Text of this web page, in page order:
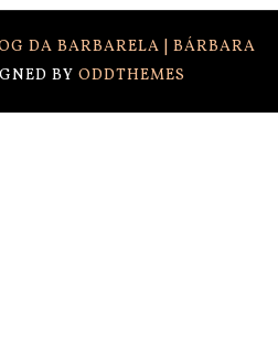
DA BARBARELA | BÁRBARA
BY ODDTHEMES